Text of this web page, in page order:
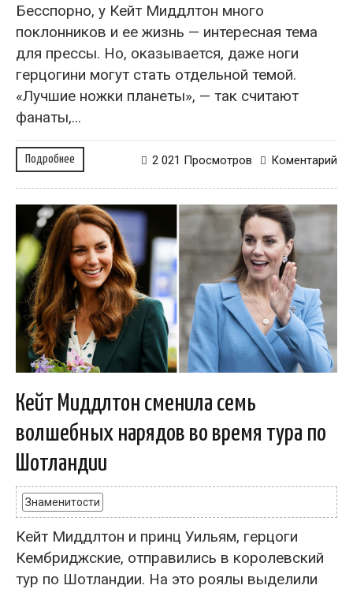
Бесспорно, у Кейт Миддлтон много
поклонников и ее жизнь — интересная тема
для прессы. Но, оказывается, даже ноги
герцогини могут стать отдельной темой.
«Лучшие ножки планеты», — так считают
фанаты,...
Подробнее Коментарий
2 021 Просмотров
Кейт Миддлтон сменила семь
волшебных нарядов во время тура по
Шотландии
Знаменитости
Кейт Миддлтон и принц Уильям, герцоги
Кембриджские, отправились в королевский
тур по Шотландии. На это роялы выделили